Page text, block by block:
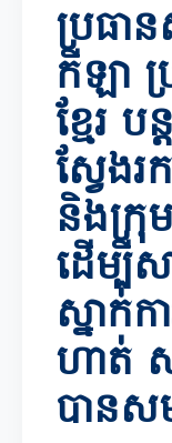
ប្រធា
កីឡា
ខ្មែរ ប
ស្វែងរ
និងក្
ដើម្បី
ស្នាក់ក
ហាត់
បានស